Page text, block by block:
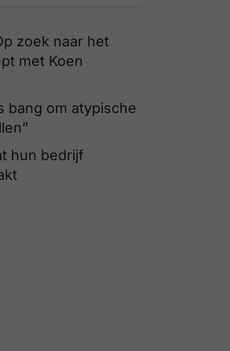
zoek naar het
met Koen
bang om atypische
hun bedrijf